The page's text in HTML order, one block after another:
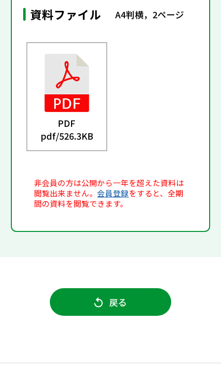
資料ファイル A4判横，2ページ
PDF
pdf/526.3KB
非会員の方は公開から一年を超えた資料は
閲覧出来ません。会員登録をすると、全期
間の資料を閲覧できます。
戻る